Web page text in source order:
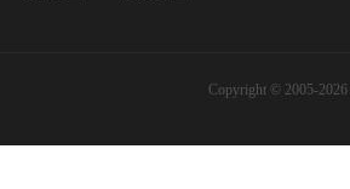
Copyright © 2005-